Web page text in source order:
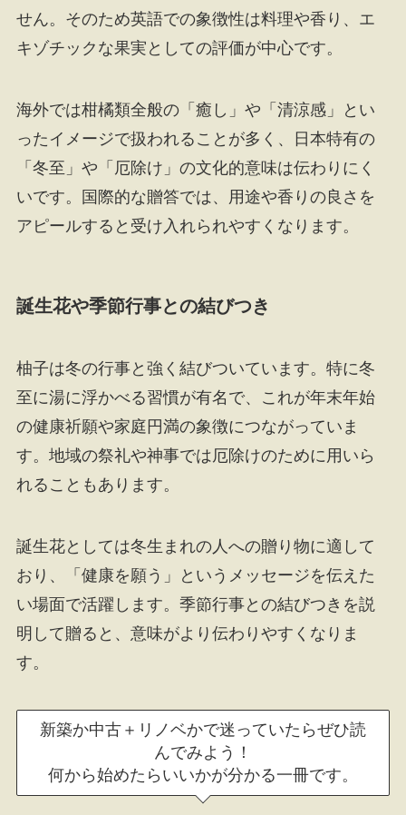
せん。そのため英語での象徴性は料理や香り、エ
キゾチックな果実としての評価が中心です。
海外では柑橘類全般の「癒し」や「清涼感」とい
ったイメージで扱われることが多く、日本特有の
「冬至」や「厄除け」の文化的意味は伝わりにく
いです。国際的な贈答では、用途や香りの良さを
アピールすると受け入れられやすくなります。
誕生花や季節行事との結びつき
柚子は冬の行事と強く結びついています。特に冬
至に湯に浮かべる習慣が有名で、これが年末年始
の健康祈願や家庭円満の象徴につながっていま
す。地域の祭礼や神事では厄除けのために用いら
れることもあります。
誕生花としては冬生まれの人への贈り物に適して
おり、「健康を願う」というメッセージを伝えた
い場面で活躍します。季節行事との結びつきを説
明して贈ると、意味がより伝わりやすくなりま
す。
新築か中古＋リノベかで迷っていたらぜひ読
んでみよう！
何から始めたらいいかが分かる一冊です。